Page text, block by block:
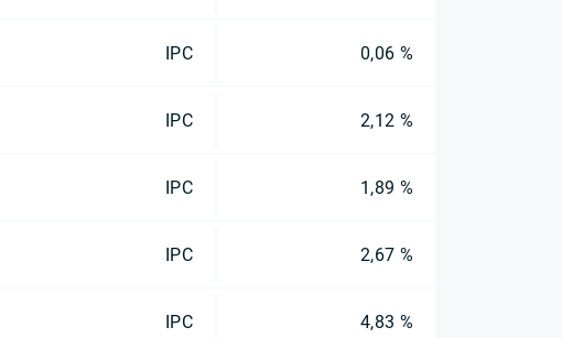
IPC 0,06 %
IPC 2,12 %
IPC 1,89 %
IPC 2,67 %
IPC 4,83 %